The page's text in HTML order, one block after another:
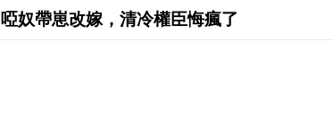
啞奴帶崽改嫁，清冷權臣悔瘋了